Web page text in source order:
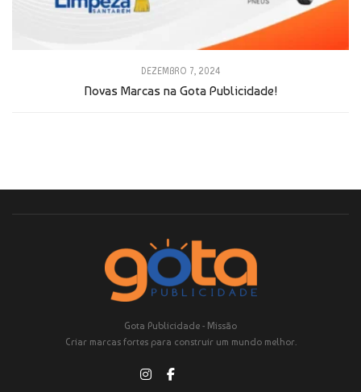
DEZEMBRO 7, 2024
Novas Marcas na Gota Publicidade!
Gota Publicidade - Missão
Criar marcas fortes para construir um mundo melhor.